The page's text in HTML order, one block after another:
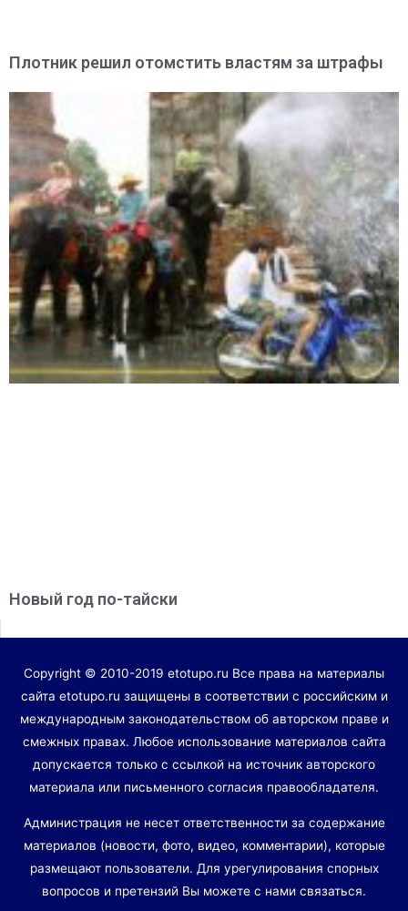
Плотник решил отомстить властям за штрафы
Новый год по-тайски
Copyright © 2010-2019 etotupo.ru Все права на материалы
сайта etotupo.ru защищены в соответствии с российским и
международным законодательством об авторском праве и
смежных правах. Любое использование материалов сайта
допускается только с ссылкой на источник авторского
материала или письменного согласия правообладателя.
Администрация не несет ответственности за содержание
материалов (новости, фото, видео, комментарии), которые
размещают пользователи. Для урегулирования спорных
вопросов и претензий Вы можете с нами связаться.